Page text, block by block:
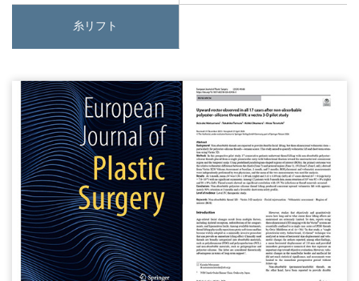
糸リフト